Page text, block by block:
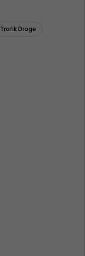
Trafik Droge